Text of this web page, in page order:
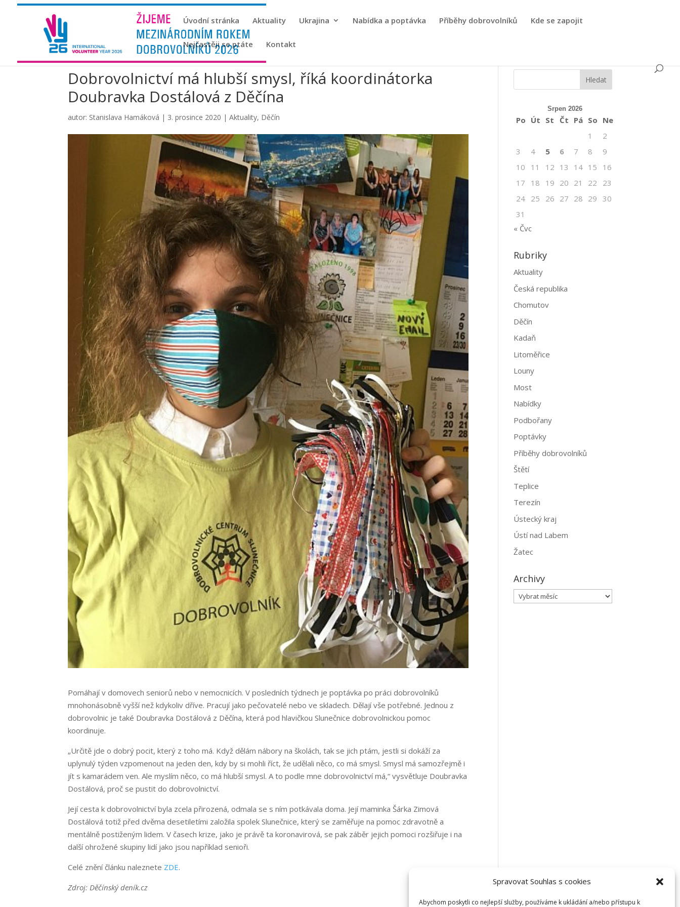
Spravovat Souhlas s cookies
Abychom poskytli co nejlepší služby, používáme k ukládání a/nebo přístupu k
Úvodní stránka Aktuality Ukrajina Nabídka a poptávka Příběhy dobrovolníků Kde se zapojit
Nejčastěji se ptáte Kontakt
Dobrovolnictví má hlubší smysl, říká koordinátorka
Doubravka Dostálová z Děčína
autor: Stanislava Hamáková | 3. prosince 2020 |Aktuality, Děčín
Pomáhají v domovech seniorů nebo v nemocnicích. V posledních týdnech je poptávka po práci dobrovolníků
mnohonásobně vyšší než kdykoliv dříve. Pracují jako pečovatelé nebo ve skladech. Dělají vše potřebné. Jednou z
dobrovolnic je také Doubravka Dostálová z Děčína, která pod hlavičkou Slunečnice dobrovolnickou pomoc
koordinuje.
„Určitě jde o dobrý pocit, který z toho má. Když dělám nábory na školách, tak se jich ptám, jestli si dokáží za
uplynulý týden vzpomenout na jeden den, kdy by si mohli říct, že udělali něco, co má smysl. Smysl má samozřejmě i
jít s kamarádem ven. Ale myslím něco, co má hlubší smysl. A to podle mne dobrovolnictví má,“ vysvětluje Doubravka
Dostálová, proč se pustit do dobrovolnictví.
Její cesta k dobrovolnictví byla zcela přirozená, odmala se s ním potkávala doma. Její maminka Šárka Zimová
Dostálová totiž před dvěma desetiletími založila spolek Slunečnice, který se zaměřuje na pomoc zdravotně a
mentálně postiženým lidem. V časech krize, jako je právě ta koronavirová, se pak záběr jejich pomoci rozšiřuje i na
další ohrožené skupiny lidí jako jsou například senioři.
Celé znění článku naleznete ZDE.
Zdroj: Děčínský deník.cz
Srpen 2026
Po Út St Čt Pá So Ne
1
2
3
4 5 6 7 8
9
10
11 12 13 14 15
16
17
18 19 20 21 22
23
24 25 26 27 28 29
30
31
« Čvc
Rubriky
Aktuality
Česká republika
Chomutov
Děčín
Kadaň
Litoměřice
Louny
Most
Nabídky
Podbořany
Poptávky
Příběhy dobrovolníků
Štětí
Teplice
Terezín
Ústecký kraj
Ústí nad Labem
Žatec
Archivy
Archivy